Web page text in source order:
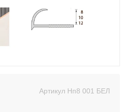
Артикул Нп8 001 БЕЛ